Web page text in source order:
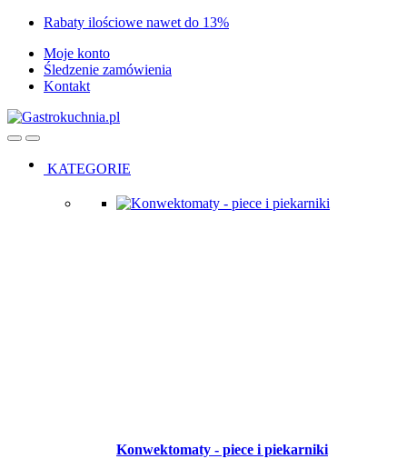
Skip
navigation
Skip
content
Rabaty ilościowe nawet do 13%
Moje konto
Śledzenie zamówienia
Kontakt
OpenClose
KATEGORIE
Konwektomaty - piece i piekarniki